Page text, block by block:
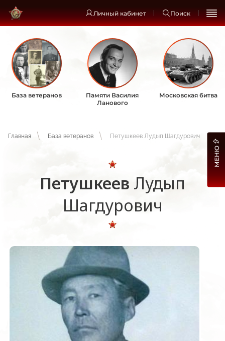
Личный кабинет Поиск
База ветеранов
Памяти Василия
Ланового
Московская битва
Главная База ветеранов Петушкеев Лудып Шагдурович
Петушкеев Лудып
Шагдурович
МЕНЮ